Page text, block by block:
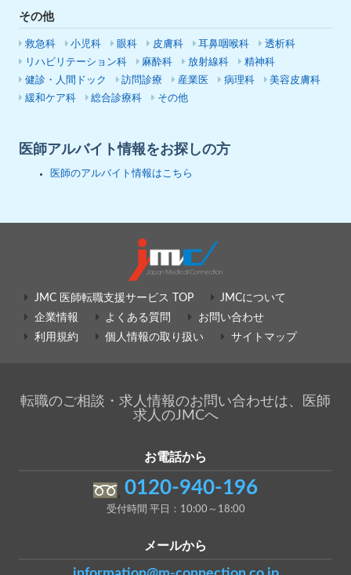
その他
救急科 小児科 眼科 皮膚科 耳鼻咽喉科
透析科
リハビリテーション科
麻酔科 放射線科
精神科
健診・人間ドック
訪問診療 産業医 病理科
美容皮膚科
緩和ケア科
総合診療科 その他
医師アルバイト情報をお探しの方
医師のアルバイト情報はこちら
JMC 医師転職支援サービス TOP
JMCについて
企業情報
よくある質問
お問い合わせ
利用規約
個人情報の取り扱い サイトマップ
転職のご相談・求人情報のお問い合わせは、医師
求人のJMCへ
お電話から
0120-940-196
受付時間 平日：10:00～18:00
メールから